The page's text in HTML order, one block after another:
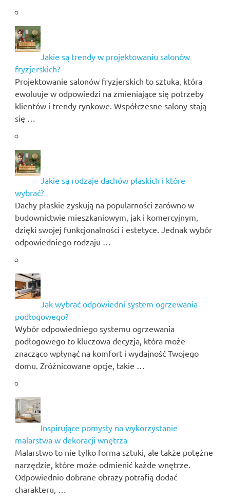
Jakie są trendy w projektowaniu salonów
fryzjerskich?
Projektowanie salonów fryzjerskich to sztuka, która
ewoluuje w odpowiedzi na zmieniające się potrzeby
klientów i trendy rynkowe. Współczesne salony stają
się …
Jakie są rodzaje dachów płaskich i które
wybrać?
Dachy płaskie zyskują na popularności zarówno w
budownictwie mieszkaniowym, jak i komercyjnym,
dzięki swojej funkcjonalności i estetyce. Jednak wybór
odpowiedniego rodzaju …
Jak wybrać odpowiedni system ogrzewania
podłogowego?
Wybór odpowiedniego systemu ogrzewania
podłogowego to kluczowa decyzja, która może
znacząco wpłynąć na komfort i wydajność Twojego
domu. Zróżnicowane opcje, takie …
Inspirujące pomysły na wykorzystanie
malarstwa w dekoracji wnętrza
Malarstwo to nie tylko forma sztuki, ale także potężne
narzędzie, które może odmienić każde wnętrze.
Odpowiednio dobrane obrazy potrafią dodać
charakteru, …